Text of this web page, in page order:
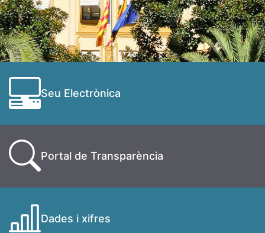
Seu Electrònica
Portal de Transparència
Dades i xifres